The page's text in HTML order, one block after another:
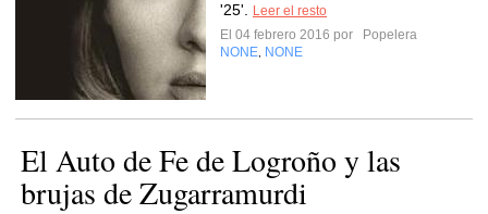
'25'.
Leer el resto
El 04 febrero 2016 por
Popelera
NONE NONE
El Auto de Fe de Logroño y las
brujas de Zugarramurdi